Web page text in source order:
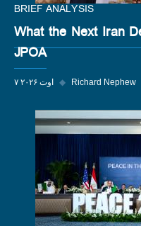
BRIEF ANALYSIS
What the Next Iran
JPOA
۷ اوت ۲۰۲۶ ◆ Richard Nephew